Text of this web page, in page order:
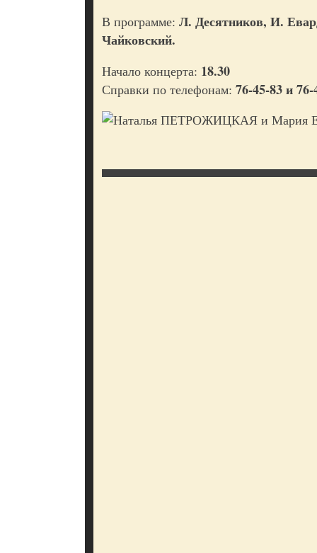
В программе: Л. Десятников, И.
Чайковский.
Начало концерта: 18.30
Справки по телефонам: 76-45-83 и 76-